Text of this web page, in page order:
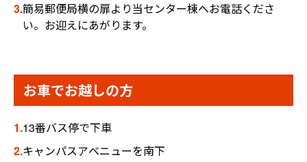
3.簡易郵便局横の扉より当センター棟へお電話くださ
い。お迎えにあがります。
お車でお越しの方
1.13番バス停で下車
2.キャンパスアベニューを南下